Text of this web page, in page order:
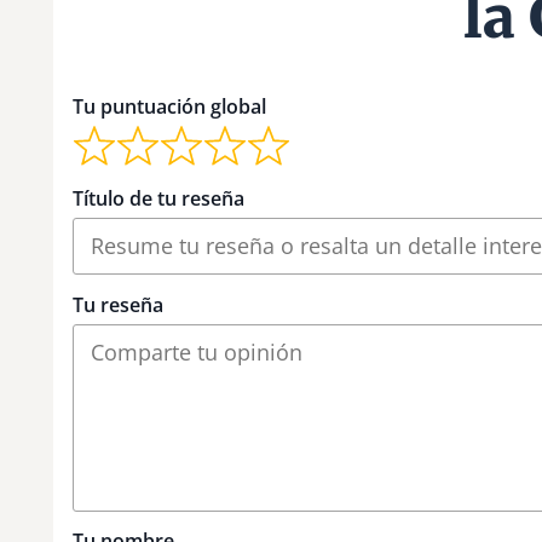
la
Tu puntuación global
Título de tu reseña
Tu reseña